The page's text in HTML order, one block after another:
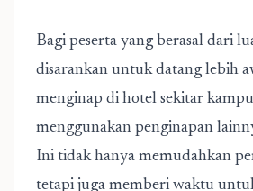
Bagi peserta yang berasal dari
disarankan untuk datang lebih
menginap di hotel sekitar
menggunakan penginapan
Ini tidak hanya memudahkan
tetapi juga memberi waktu